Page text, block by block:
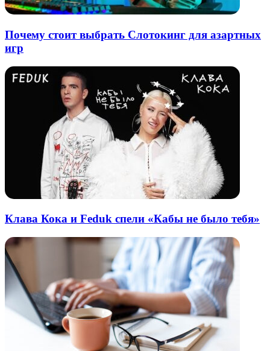
Почему стоит выбрать Слотокинг для азартных
игр
Клава Кока и Feduk спели «Кабы не было тебя»